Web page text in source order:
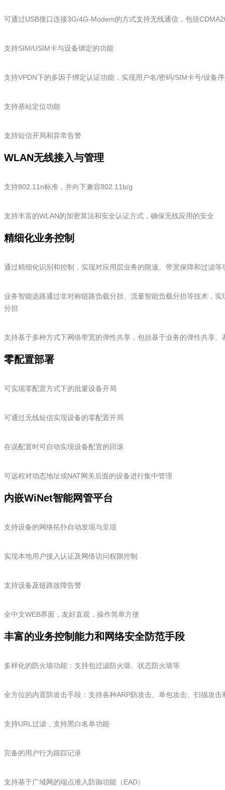
可通过USB接口连接3G/4G-Modem的方式支持无线通信，包括
支持SIM/USIM卡与设备绑定的功能
支持VPDN下的多因子绑定认证功能，实现用户名/密码/SIM卡号/设备
支持基站定位功能
支持短信开局和异常告警
WLAN无线接入与管理
支持802.11n标准，并向下兼容802.11b/g
支持丰富的WLAN的加密算法和安全认证方式，确保无线应用的安全
精细化业务控制
通过精细化识别和控制，实现对应用层业务的限速、带宽保障和过滤
业务智能选路通过非对称链路负载分担、流量智能负载分担等技术，
分担
支持基于多种方式下网络带宽的弹性共享，包括基于业务的弹性共享
零配置部署
可实现零配置方式下的批量设备开局
可通过无线短信实现设备的零配置开局
在误配置时可自动实现设备配置的回滚
可远程对动态地址或NAT网关后面的设备进行集中管理
内嵌WiNet智能网管平台
支持设备的网络拓扑自动发现与呈现
实现本地用户接入认证及网络访问权限控制
支持设备及链路故障告警
全中文WEB界面，友好直观，操作简单方便
丰富的业务控制能力和网络安全防范手段
多样化的防火墙功能：支持包过滤防火墙、状态防火墙等
全方位的内置防攻击手段：支持各种ARP防攻击、单包攻击、扫描攻
支持URL过滤，支持黑白名单功能
完备的用户行为跟踪记录
支持基于广域网的端点准入防御功能（EAD）